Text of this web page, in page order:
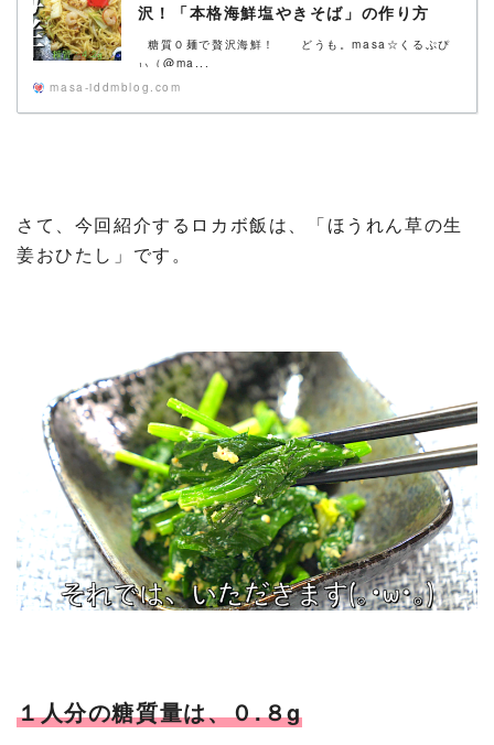
沢！「本格海鮮塩やきそば」の作り方
【動画（有）】
糖質０麺で贅沢海鮮！ どうも。masa☆くるぷぴ
ぃ（@ma...
masa-iddmblog.com
さて、今回紹介するロカボ飯は、「ほうれん草の生
姜おひたし」です。
１人分の糖質量は、０.８g